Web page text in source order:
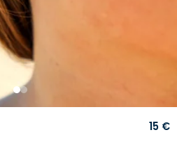
1 2
15 €